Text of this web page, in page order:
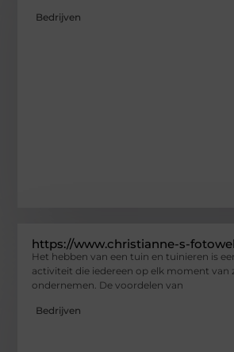
Bedrijven
https://www.christianne-s-
Het hebben van een tuin en tuinieren is
activiteit die iedereen op elk moment van
ondernemen. De voordelen van
Bedrijven